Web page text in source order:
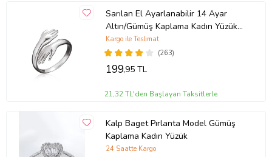
Sarılan El Ayarlanabilir 14 Ayar
Altın/Gümüş Kaplama Kadın Yüzük
(Gümüş)
(263)
Kargo ile Teslimat
199,95 TL
21,32 TL'den Başlayan Taksitlerle
Kalp Baget Pırlanta Model Gümüş
Kaplama Kadın Yüzük
24 Saatte Kargo